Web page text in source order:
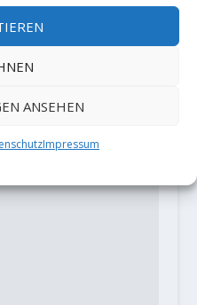
ANSEHEN
Impressum
Felder